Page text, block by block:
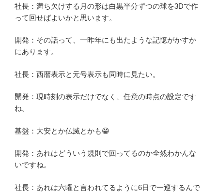
社長：満ち欠けする月の形は白黒半分ずつの球を3Dで作
って回せばよいかと思います。
開発：その話って、一昨年にも出たような記憶がかすか
にあります。
社長：西暦表示と元号表示も同時に見たい。
開発：現時刻の表示だけでなく、任意の時点の設定です
ね。
基盤：大安とか仏滅とかも😁
開発：あれはどういう規則で回ってるのか全然わかんな
いですね。
社長：あれは六曜と言われてるように6日で一巡するんで